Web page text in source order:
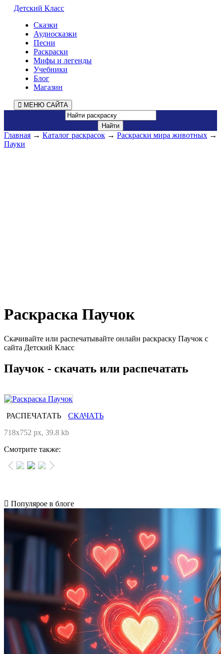
Детский Класс
Сказки
Аудиосказки
Песни
Раскраски
Мифы и легенды
Учебники
Блог
Магазин
МЕНЮ САЙТА
Главная → Каталог раскрасок → Раскраски мира животных →
Пауки
Раскраска Паучок
Скачивайте или распечатывайте онлайн раскраску Паучок с
сайта Детский Класс
Паучок - скачать или распечатать
РАСПЕЧАТАТЬ
СКАЧАТЬ
718x752 px, 39.8 kb
Смотрите также:
Популярое в блоге